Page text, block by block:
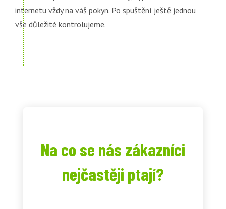
internetu vždy na váš pokyn. Po spuštění ještě jednou
vše důležité kontrolujeme.
Na co se nás zákazníci
nejčastěji ptají?